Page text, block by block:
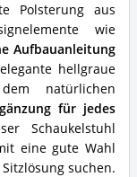
Polsterung aus
wie
Aufbauanleitung
hellgraue
natürlichen
für jedes
Schaukelstuhl
eine gute Wahl
suchen.